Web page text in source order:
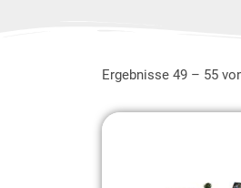
Ergebnisse 49 – 55